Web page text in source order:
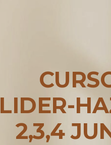
LIDER-
2,3,4